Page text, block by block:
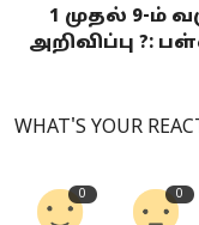
1 முதல் 9-ம்
அறிவிப்பு ?:
WHAT'S YOUR
0 0